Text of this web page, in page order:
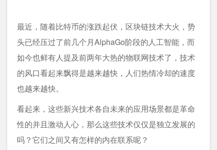
最近，随着比特币的涨跌起伏，区块链技术大火，势
头已经压过了前几个月AlphaGo阶段的人工智能，而
如今也鲜有人提及前两年大热的物联网技术了，技术
的风口看起来飘得是越来越快，人们热情冷却的速度
也越来越快。
看起来，这些新兴技术各自未来的应用场景都是革命
性的并且激动人心，那么这些技术仅仅是独立发展的
吗？它们之间又有怎样的内在联系呢？